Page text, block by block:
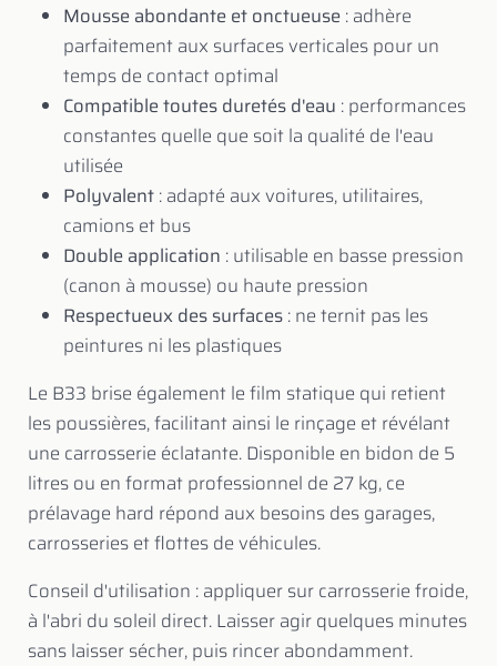
Mousse abondante et onctueuse: adhère
parfaitement aux surfaces verticales pour un
temps de contact optimal
Compatible toutes duretés d'eau : performances
constantes quelle que soit la qualité de l'eau
utilisée
Polyvalent: adapté aux voitures, utilitaires,
camions et bus
Double application : utilisable en basse pression
(canon à mousse) ou haute pression
Respectueux des surfaces: ne ternit pas les
peintures ni les plastiques
Le B33 brise également le film statique qui retient
les poussières, facilitant ainsi le rinçage et révélant
une carrosserie éclatante. Disponible en bidon de 5
litres ou en format professionnel de 27 kg, ce
prélavage hard répond aux besoins des garages,
carrosseries et flottes de véhicules.
Conseil d'utilisation : appliquer sur carrosserie froide,
à l'abri du soleil direct. Laisser agir quelques minutes
sans laisser sécher, puis rincer abondamment.